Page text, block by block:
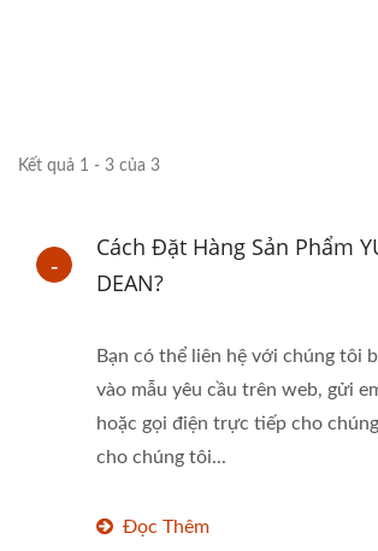
Kết quả 1 - 3 của 3
Cách Đặt Hàng Sản Phẩm
DEAN?
Bạn có thể liên hệ với chúng tôi
vào mẫu yêu cầu trên web, gửi
hoặc gọi điện trực tiếp cho
cho chúng tôi...
Đọc Thêm